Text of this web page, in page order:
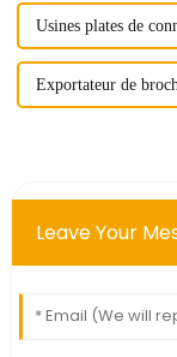
Usines plates de
Exportateur de
Leave Your